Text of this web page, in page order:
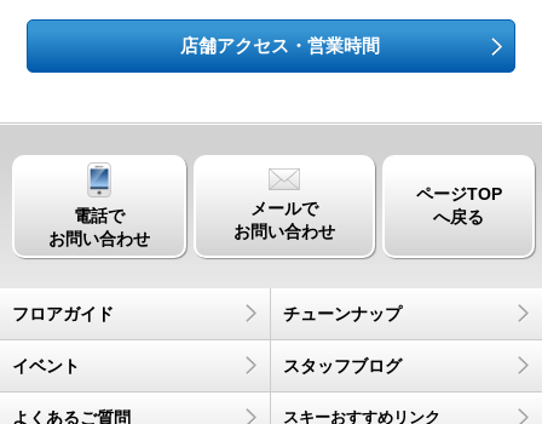
店舗アクセス・営業時間
電話で
お問い合わせ
メールで
お問い合わせ
ページTOP
へ戻る
フロアガイド チューンナップ
イベント スタッフブログ
よくあるご質問 スキーおすすめリンク